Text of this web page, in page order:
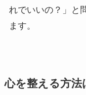
れでいいの？」と
ます。
心を整える方